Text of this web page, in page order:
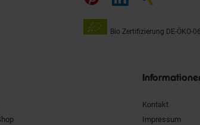
Bio Zertifizierung DE-ÖKO-
Kontakt
Impressum